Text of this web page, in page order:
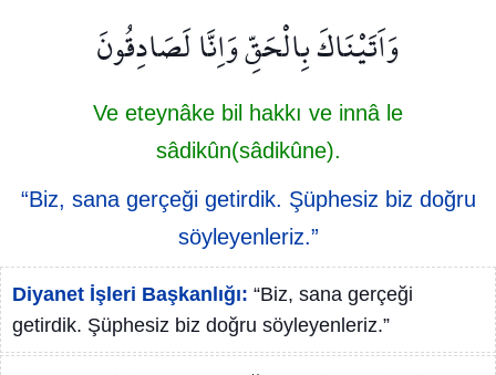
وَاَتَيْنَاكَ بِالْحَقِّ وَاِنَّا لَصَادِقُونَ
Ve eteynâke bil hakkı ve innâ le
sâdikûn(sâdikûne).
“Biz, sana gerçeği getirdik. Şüphesiz biz doğru
söyleyenleriz.”
Diyanet İşleri Başkanlığı: “Biz, sana gerçeği
getirdik. Şüphesiz biz doğru söyleyenleriz.”